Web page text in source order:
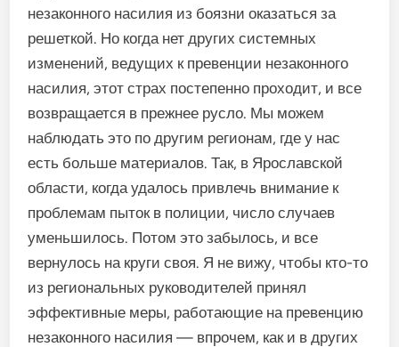
незаконного насилия из боязни оказаться за
решеткой. Но когда нет других системных
изменений, ведущих к превенции незаконного
насилия, этот страх постепенно проходит, и все
возвращается в прежнее русло. Мы можем
наблюдать это по другим регионам, где у нас
есть больше материалов. Так, в Ярославской
области, когда удалось привлечь внимание к
проблемам пыток в полиции, число случаев
уменьшилось. Потом это забылось, и все
вернулось на круги своя. Я не вижу, чтобы кто-то
из региональных руководителей принял
эффективные меры, работающие на превенцию
незаконного насилия — впрочем, как и в других